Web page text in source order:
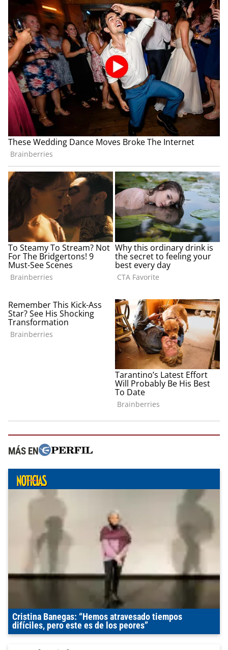
MÁS EN
Cristina Banegas: “Hemos atravesado tiempos
difíciles, pero este es de los peores”